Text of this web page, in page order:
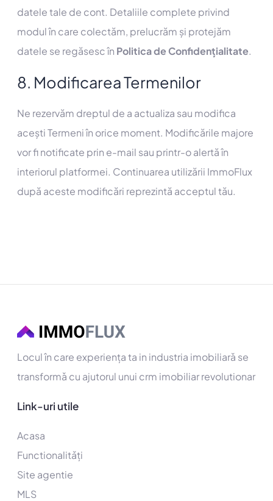
datele tale de cont. Detaliile complete privind
modul în care colectăm, prelucrăm și protejăm
datele se regăsesc în Politica de Confidențialitate.
8. Modificarea Termenilor
Ne rezervăm dreptul de a actualiza sau modifica
acești Termeni în orice moment. Modificările majore
vor fi notificate prin e-mail sau printr-o alertă în
interiorul platformei. Continuarea utilizării ImmoFlux
după aceste modificări reprezintă acceptul tău.
Locul în care experiența ta in industria imobiliarǎ se
transformǎ cu ajutorul unui crm imobiliar revolutionar
Link-uri utile
Acasa
Functionalitǎți
Site agentie
MLS